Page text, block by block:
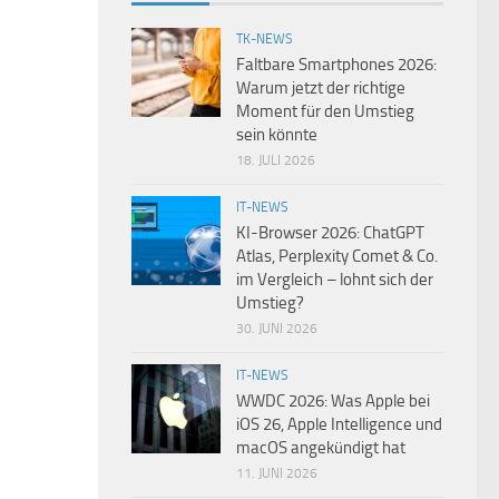
TK-NEWS
Faltbare Smartphones 2026:
Warum jetzt der richtige
Moment für den Umstieg
sein könnte
18. JULI 2026
IT-NEWS
KI-Browser 2026: ChatGPT
Atlas, Perplexity Comet & Co.
im Vergleich – lohnt sich der
Umstieg?
30. JUNI 2026
IT-NEWS
WWDC 2026: Was Apple bei
iOS 26, Apple Intelligence und
macOS angekündigt hat
11. JUNI 2026